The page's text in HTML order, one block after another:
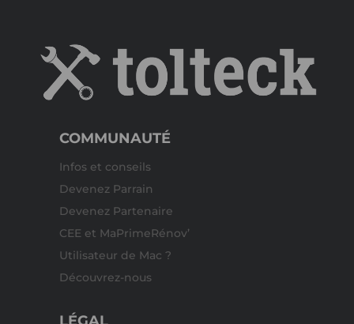
COMMUNAUTÉ
Infos et conseils
Devenez Parrain
Devenez Partenaire
CEE et MaPrimeRénov’
Utilisateur de Mac ?
Découvrez-nous